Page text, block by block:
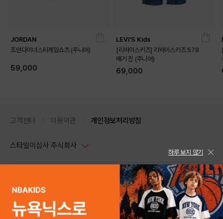
라글란 소매가 어깨 라인을 자연스럽게 이어줌
배색 소매가 스포티한 분위기를 살림
전면 리바이스 로고 그래픽으로 단독 착용 시 포인트가 분명함
JORDAN
조던다이너스티게임쇼츠 (주니어)
59,000
LEVI'S Kids
[리바이스키즈] 리바이스키즈 578
배기 진 (주니어)
69,000
고객센터 이용약관 개인정보처리방침
스타일이십사 주식회사
주소 : 서울시 강남구 논현로 633, 6층 (논현동, 한세엠케이빌딩)
사업자등록번호 : 116-81-32499
통신판매업신고번호 : 제 2024-서울강남-04239
스타일24 고객센터 1544-5336
평일 09:00~ 18:00 (토/일/공휴일 휴무)
help Email : help@style24.com
하루 보지 않기